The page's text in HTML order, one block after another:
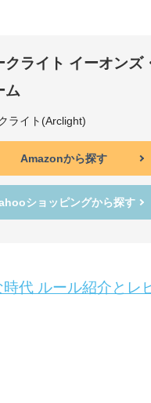
クライト イーオンズ
ム
ライト(Arclight)
Amazonから探す
ショッピングから探す
代 ルール紹介とレ